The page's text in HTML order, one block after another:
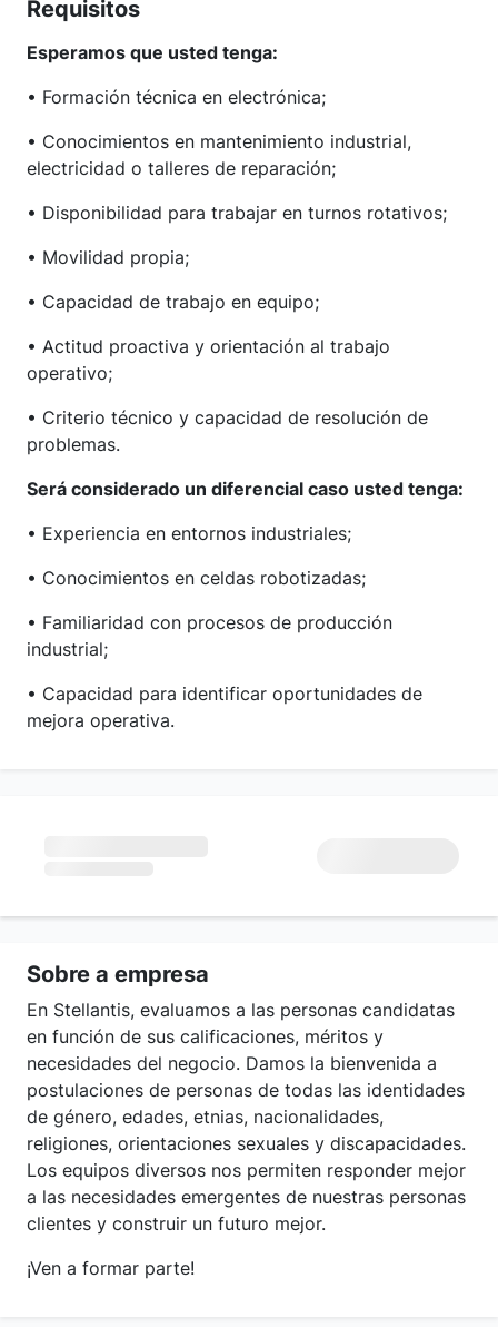
Requisitos
Esperamos que usted tenga:
• Formación técnica en electrónica;
• Conocimientos en mantenimiento industrial,
electricidad o talleres de reparación;
• Disponibilidad para trabajar en turnos rotativos;
• Movilidad propia;
• Capacidad de trabajo en equipo;
• Actitud proactiva y orientación al trabajo
operativo;
• Criterio técnico y capacidad de resolución de
problemas.
Será considerado un diferencial caso usted tenga:
• Experiencia en entornos industriales;
• Conocimientos en celdas robotizadas;
• Familiaridad con procesos de producción
industrial;
• Capacidad para identificar oportunidades de
mejora operativa.
Sobre a empresa
En Stellantis, evaluamos a las personas candidatas
en función de sus calificaciones, méritos y
necesidades del negocio. Damos la bienvenida a
postulaciones de personas de todas las identidades
de género, edades, etnias, nacionalidades,
religiones, orientaciones sexuales y discapacidades.
Los equipos diversos nos permiten responder mejor
a las necesidades emergentes de nuestras personas
clientes y construir un futuro mejor.
¡Ven a formar parte!